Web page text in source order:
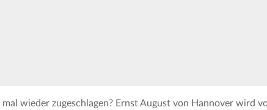
wieder zugeschlagen? Ernst August von Hannover wird